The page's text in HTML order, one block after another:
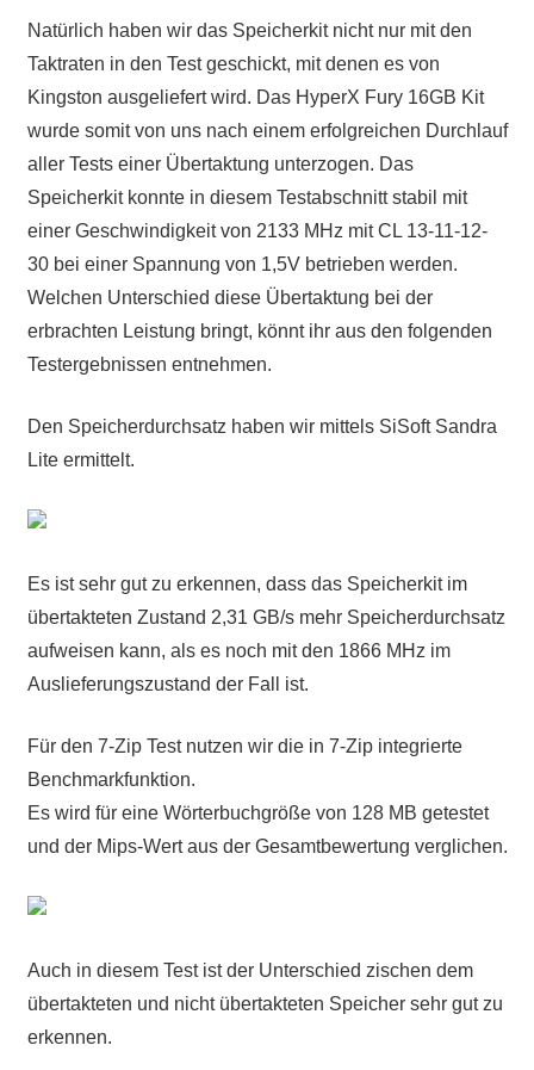
Natürlich haben wir das Speicherkit nicht nur mit den
Taktraten in den Test geschickt, mit denen es von
Kingston ausgeliefert wird. Das HyperX Fury 16GB Kit
wurde somit von uns nach einem erfolgreichen Durchlauf
aller Tests einer Übertaktung unterzogen. Das
Speicherkit konnte in diesem Testabschnitt stabil mit
einer Geschwindigkeit von 2133 MHz mit CL 13-11-12-
30 bei einer Spannung von 1,5V betrieben werden.
Welchen Unterschied diese Übertaktung bei der
erbrachten Leistung bringt, könnt ihr aus den folgenden
Testergebnissen entnehmen.
Den Speicherdurchsatz haben wir mittels SiSoft Sandra
Lite ermittelt.
Es ist sehr gut zu erkennen, dass das Speicherkit im
übertakteten Zustand 2,31 GB/s mehr Speicherdurchsatz
aufweisen kann, als es noch mit den 1866 MHz im
Auslieferungszustand der Fall ist.
Für den 7-Zip Test nutzen wir die in 7-Zip integrierte
Benchmarkfunktion.
Es wird für eine Wörterbuchgröße von 128 MB getestet
und der Mips-Wert aus der Gesamtbewertung verglichen.
Auch in diesem Test ist der Unterschied zischen dem
übertakteten und nicht übertakteten Speicher sehr gut zu
erkennen.